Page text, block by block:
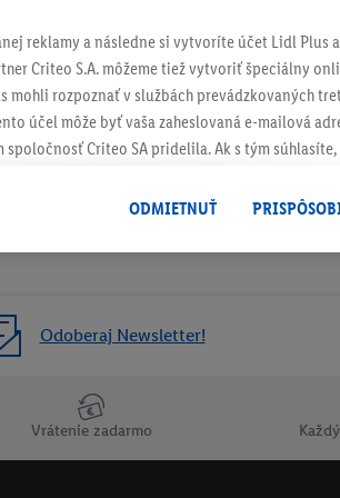
Odoberaj Newsletter!
Vrátenie zadarmo
reklamy a následne si vytvoríte účet Lidl Plus
Criteo S.A. môžeme tiež vytvoriť špeciálny
mohli rozpoznať v službách prevádzkovaných
účel môže byť vaša zaheslovaná e-mailová
Criteo SA pridelila. Ak s tým súhlasíte,
môžu zobrazovať aj na rôznych zariadeniach a
zariadení alebo používanie viacerých
a prípadne ďalších identifikátorov/
iba používanie potrebných technológií.
súhlas s účinnosťou do budúcnosti
ODMIETNUŤ